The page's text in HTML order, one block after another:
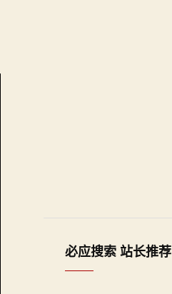
必应搜索 站长推荐